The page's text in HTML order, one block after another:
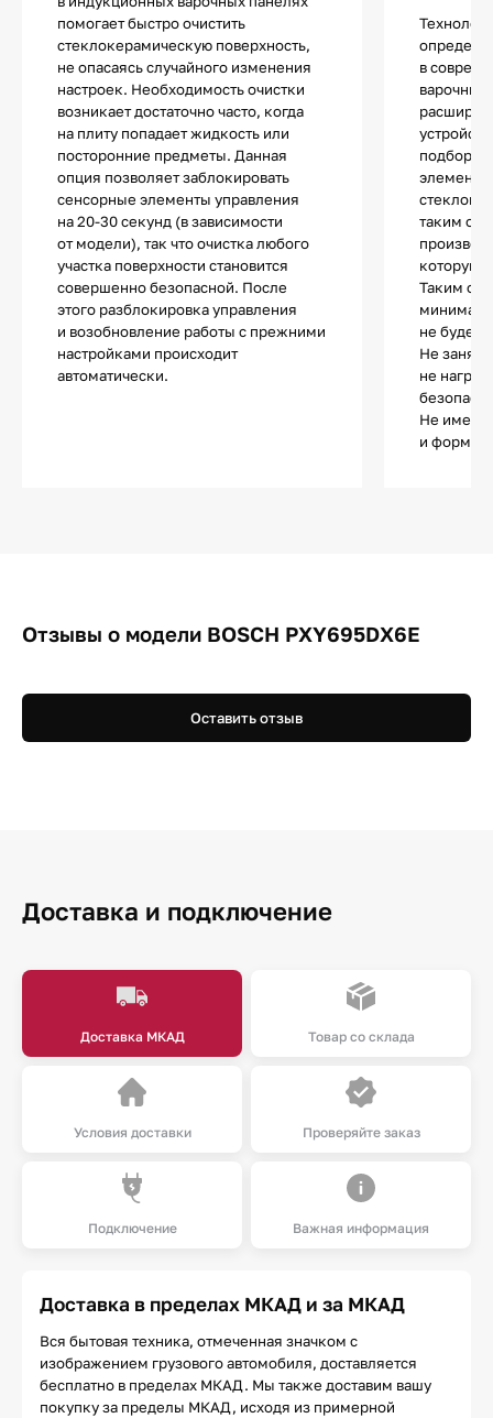
помогает быстро очистить
стеклокерамическую поверхность,
не опасаясь случайного изменения
настроек. Необходимость очистки
возникает достаточно часто, когда
на плиту попадает жидкость или
посторонние предметы. Данная
опция позволяет заблокировать
сенсорные элементы управления
на 20-30 секунд (в зависимости
от модели), так что очистка любого
участка поверхности становится
совершенно безопасной. После
этого разблокировка управления
и возобновление работы с прежними
настройками происходит
автоматически.
в
варочных
подбор
элементы
таким
которую
Таким
не будет
Не
не
Не имеет
и форма
Отзывы о модели BOSCH PXY695DX6E
Оставить отзыв
Доставка и подключение
Доставка МКАД Товар со склада
Условия доставки Проверяйте заказ
Подключение Важная информация
Доставка в пределах МКАД и за МКАД
Вся бытовая техника, отмеченная значком с
изображением грузового автомобиля, доставляется
бесплатно в пределах МКАД. Мы также доставим вашу
покупку за пределы МКАД, исходя из примерной